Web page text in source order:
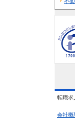
転職求
会社概